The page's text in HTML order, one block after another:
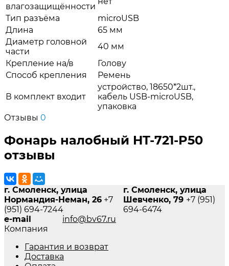
влагозащищённости
Тип разъёма
microUSB
Длина
65 мм
Диаметр головной
части
40 мм
Крепление на/в
Голову
Способ крепления
Ремень
В комплект входит
устройство, 18650*2шт.,
кабель USB-microUSB,
упаковка
Отзывы 0
Фонарь налобный HT-721-P50
отзывы
г. Смоленск, улица
Нормандия-Неман, 26 +7
(951) 694-7244
г. Смоленск, улица
Шевченко, 79 +7 (951)
694-6474
e-mail
info@bv67.ru
Компания
Гарантия и возврат
Доставка